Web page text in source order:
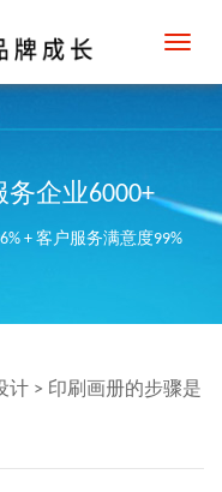
企业6000+
+ 客户服务满意度99%
计 > 印刷画册的步骤是